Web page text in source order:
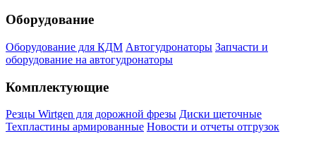
Оборудование
Оборудование для КДМ Автогудронаторы Запчасти и
оборудование на автогудронаторы
Комплектующие
Резцы Wirtgen для дорожной фрезы Диски щеточные
Техпластины армированные Новости и отчеты отгрузок